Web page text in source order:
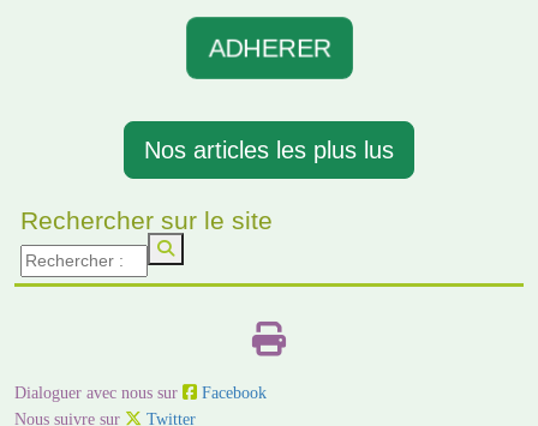
ADHERER
Nos articles les plus lus
Rechercher sur le site
Dialoguer avec nous sur
Facebook
Nous suivre sur
Twitter